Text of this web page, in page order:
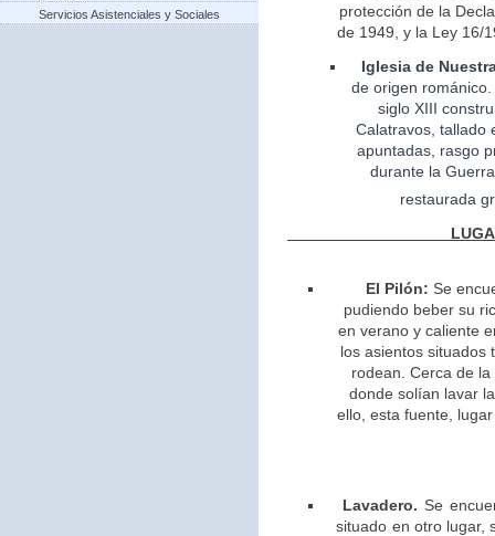
Servicios Asistenciales y Sociales
protección de la
de 1949, y la Ley 16/
Iglesia de
deorigen
siglo XIII
Calatravos, tallado
apuntadas, rasgo
durante la
restaurada
El Pilón: Se
pudiendo beber su
en verano y caliente
los asientos situados
rodean. Cerca de
donde solían lavar
ello, esta fuente,
Lavadero. Se
situado en otro lugar,